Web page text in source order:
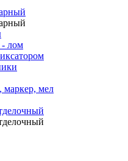
- лом
маркер, мел